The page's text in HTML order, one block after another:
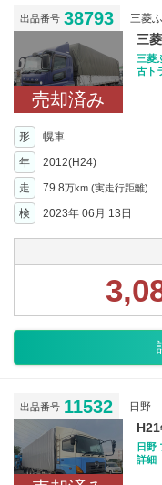
出品番号 38793 三菱
売却済み
三
三菱
古ト
形 幌車
年
2012(H24)
走 79.8万km (実走行距離)
検
2023年 06月 13日
出品番号 11532 日野
日野
詳細